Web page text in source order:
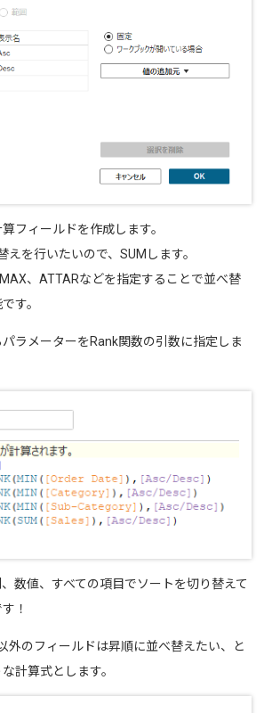
フィールドを作成します。
を行いたいので、SUMします。
、ATTARなどを指定することで並べ替
す。
ラメーターをRank関数の引数に指定しま
数値、すべての項目でソートを切り替えて
！
外のフィールドは昇順に並べ替えたい、と
計算式とします。